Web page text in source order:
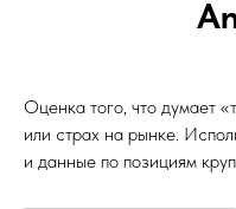
Оценка того, что думает
или страх на рынке.
и данные по позициям